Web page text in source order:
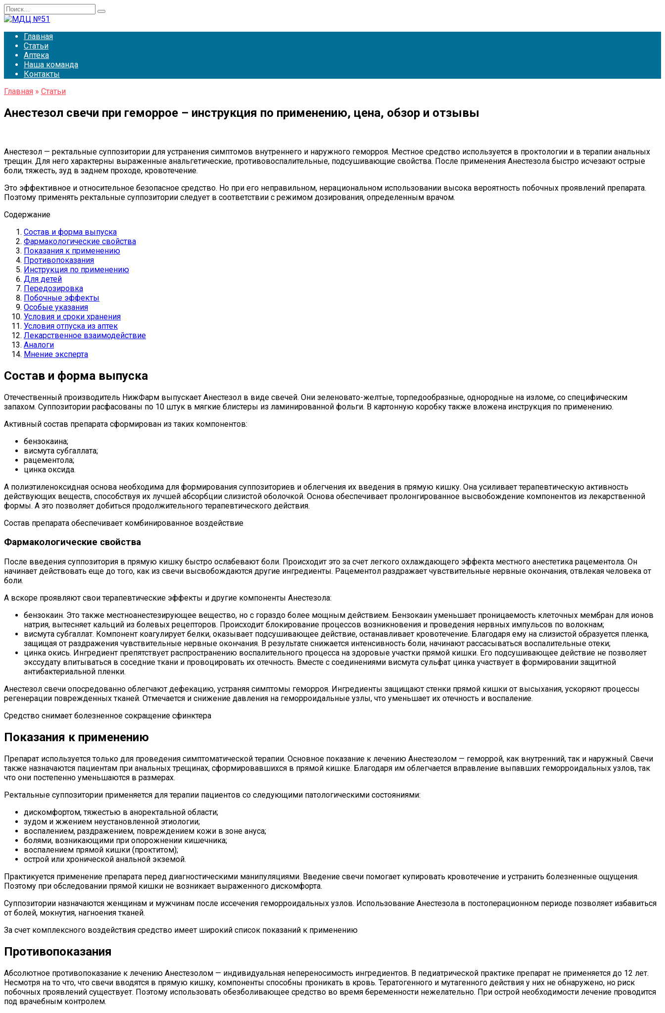
Перейти
к
Search
for:
Главная
Статьи
Аптека
Наша команда
Контакты
Главная » Статьи
Анестезол свечи при геморрое – инструкция по применению, цена, обзор и отзывы
Анестезол — ректальные суппозитории для устранения симптомов внутреннего и наружного геморроя. Местное средство используется в проктологии и в терапии анальных
трещин. Для него характерны выраженные анальгетические, противовоспалительные, подсушивающие свойства. После применения Анестезола быстро исчезают острые
боли, тяжесть, зуд в заднем проходе, кровотечение.
Это эффективное и относительное безопасное средство. Но при его неправильном, нерациональном использовании высока вероятность побочных проявлений препарата.
Поэтому применять ректальные суппозитории следует в соответствии с режимом дозирования, определенным врачом.
Содержание
Состав и форма выпуска
Фармакологические свойства
Показания к применению
Противопоказания
Инструкция по применению
Для детей
Передозировка
Побочные эффекты
Особые указания
Условия и сроки хранения
Условия отпуска из аптек
Лекарственное взаимодействие
Аналоги
Мнение эксперта
Состав и форма выпуска
Отечественный производитель НижФарм выпускает Анестезол в виде свечей. Они зеленовато-желтые, торпедообразные, однородные на изломе, со специфическим
запахом. Суппозитории расфасованы по 10 штук в мягкие блистеры из ламинированной фольги. В картонную коробку также вложена инструкция по применению.
Активный состав препарата сформирован из таких компонентов:
бензокаина;
висмута субгаллата;
рацементола;
цинка оксида.
А полиэтиленоксидная основа необходима для формирования суппозиториев и облегчения их введения в прямую кишку. Она усиливает терапевтическую активность
действующих веществ, способствуя их лучшей абсорбции слизистой оболочкой. Основа обеспечивает пролонгированное высвобождение компонентов из лекарственной
формы. А это позволяет добиться продолжительного терапевтического действия.
Состав препарата обеспечивает комбинированное воздействие
Фармакологические свойства
После введения суппозитория в прямую кишку быстро ослабевают боли. Происходит это за счет легкого охлаждающего эффекта местного анестетика рацементола. Он
начинает действовать еще до того, как из свечи высвобождаются другие ингредиенты. Рацементол раздражает чувствительные нервные окончания, отвлекая человека от
боли.
А вскоре проявляют свои терапевтические эффекты и другие компоненты Анестезола:
бензокаин. Это также местноанестезирующее вещество, но с гораздо более мощным действием. Бензокаин уменьшает проницаемость клеточных мембран для ионов
натрия, вытесняет кальций из болевых рецепторов. Происходит блокирование процессов возникновения и проведения нервных импульсов по волокнам;
висмута субгаллат. Компонент коагулирует белки, оказывает подсушивающее действие, останавливает кровотечение. Благодаря ему на слизистой образуется пленка,
защищая от раздражения чувствительные нервные окончания. В результате снижается интенсивность боли, начинают рассасываться воспалительные отеки;
цинка окись. Ингредиент препятствует распространению воспалительного процесса на здоровые участки прямой кишки. Его подсушивающее действие не позволяет
экссудату впитываться в соседние ткани и провоцировать их отечность. Вместе с соединениями висмута сульфат цинка участвует в формировании защитной
антибактериальной пленки.
Анестезол свечи опосредованно облегчают дефекацию, устраняя симптомы геморроя. Ингредиенты защищают стенки прямой кишки от высыхания, ускоряют процессы
регенерации поврежденных тканей. Отмечается и снижение давления на геморроидальные узлы, что уменьшает их отечность и воспаление.
Средство снимает болезненное сокращение сфинктера
Показания к применению
Препарат используется только для проведения симптоматической терапии. Основное показание к лечению Анестезолом — геморрой, как внутренний, так и наружный. Свечи
также назначаются пациентам при анальных трещинах, сформировавшихся в прямой кишке. Благодаря им облегчается вправление выпавших геморроидальных узлов, так
что они постепенно уменьшаются в размерах.
Ректальные суппозитории применяется для терапии пациентов со следующими патологическими состояниями:
дискомфортом, тяжестью в аноректальной области;
зудом и жжением неустановленной этиологии;
воспалением, раздражением, повреждением кожи в зоне ануса;
болями, возникающими при опорожнении кишечника;
воспалением прямой кишки (проктитом);
острой или хронической анальной экземой.
Практикуется применение препарата перед диагностическими манипуляциями. Введение свечи помогает купировать кровотечение и устранить болезненные ощущения.
Поэтому при обследовании прямой кишки не возникает выраженного дискомфорта.
Суппозитории назначаются женщинам и мужчинам после иссечения геморроидальных узлов. Использование Анестезола в постоперационном периоде позволяет избавиться
от болей, мокнутия, нагноения тканей.
За счет комплексного воздействия средство имеет широкий список показаний к применению
Противопоказания
Абсолютное противопоказание к лечению Анестезолом — индивидуальная непереносимость ингредиентов. В педиатрической практике препарат не применяется до 12 лет.
Несмотря на то что, что свечи вводятся в прямую кишку, компоненты способны проникать в кровь. Тератогенного и мутагенного действия у них не обнаружено, но риск
побочных проявлений существует. Поэтому использовать обезболивающее средство во время беременности нежелательно. При острой необходимости лечение проводится
под врачебным контролем.